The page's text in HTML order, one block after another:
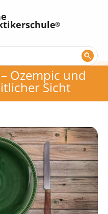
Ozempic und
Sicht